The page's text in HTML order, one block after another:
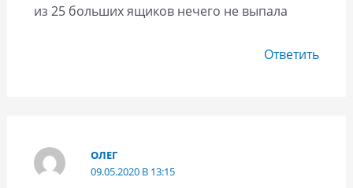
из 25 больших ящиков нечего не выпала
Ответить
ОЛЕГ
09.05.2020 В 13:15